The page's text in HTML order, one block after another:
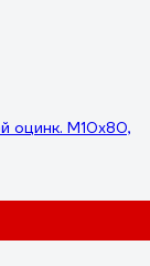
оцинк. М10x80,